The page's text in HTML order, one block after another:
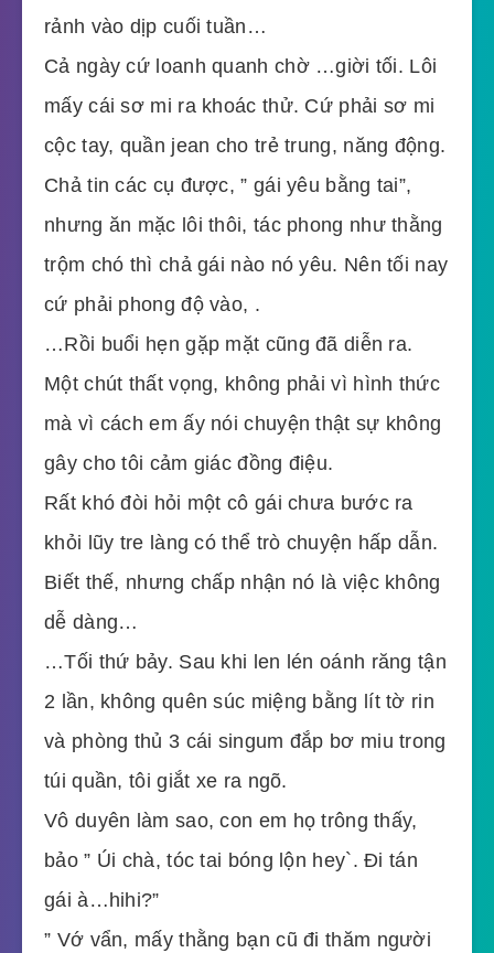
rảnh vào dịp cuối tuần…
Cả ngày cứ loanh quanh chờ …giời tối. Lôi
mấy cái sơ mi ra khoác thử. Cứ phải sơ mi
cộc tay, quần jean cho trẻ trung, năng động.
Chả tin các cụ được, ” gái yêu bằng tai”,
nhưng ăn mặc lôi thôi, tác phong như thằng
trộm chó thì chả gái nào nó yêu. Nên tối nay
cứ phải phong độ vào, .
…Rồi buổi hẹn gặp mặt cũng đã diễn ra.
Một chút thất vọng, không phải vì hình thức
mà vì cách em ấy nói chuyện thật sự không
gây cho tôi cảm giác đồng điệu.
Rất khó đòi hỏi một cô gái chưa bước ra
khỏi lũy tre làng có thể trò chuyện hấp dẫn.
Biết thế, nhưng chấp nhận nó là việc không
dễ dàng…
…Tối thứ bảy. Sau khi len lén oánh răng tận
2 lần, không quên súc miệng bằng lít tờ rin
và phòng thủ 3 cái singum đắp bơ miu trong
túi quần, tôi giắt xe ra ngõ.
Vô duyên làm sao, con em họ trông thấy,
bảo ” Úi chà, tóc tai bóng lộn hey`. Đi tán
gái à…hihi?”
” Vớ vẩn, mấy thằng bạn cũ đi thăm người